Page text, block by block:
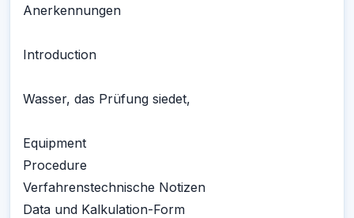
Anerkennungen
Introduction
Wasser, das Prüfung siedet,
Equipment
Procedure
Verfahrenstechnische Notizen
Data und Kalkulation-Form